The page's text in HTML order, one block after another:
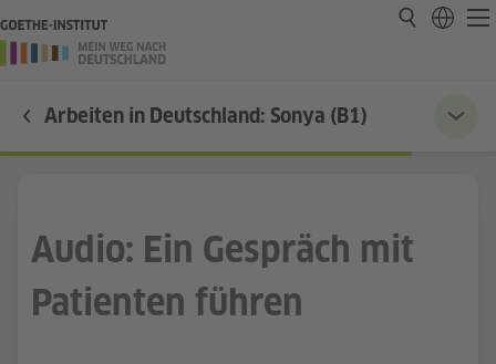
Arbeiten in Deutschland: Sonya (B1)
Audio: Ein Gespräch mit
Patienten führen